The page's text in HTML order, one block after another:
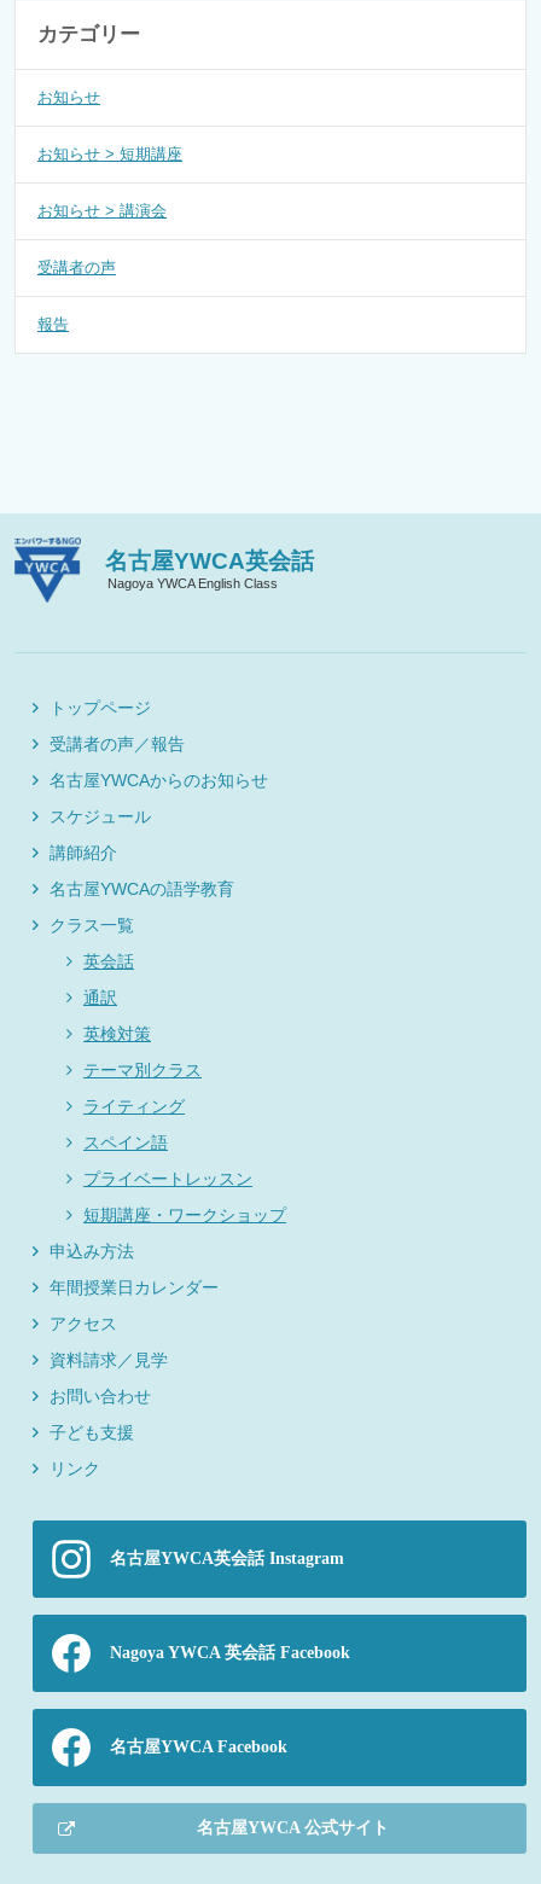
カテゴリー
お知らせ
お知らせ > 短期講座
お知らせ > 講演会
受講者の声
報告
名古屋YWCA英会話
Nagoya YWCA English Class
トップページ
受講者の声／報告
名古屋YWCAからのお知らせ
スケジュール
講師紹介
名古屋YWCAの語学教育
クラス一覧
英会話
通訳
英検対策
テーマ別クラス
ライティング
スペイン語
プライベートレッスン
短期講座・ワークショップ
申込み方法
年間授業日カレンダー
アクセス
資料請求／見学
お問い合わせ
子ども支援
リンク
名古屋YWCA英会話 Instagram
Nagoya YWCA 英会話 Facebook
名古屋YWCA Facebook
名古屋YWCA 公式サイト